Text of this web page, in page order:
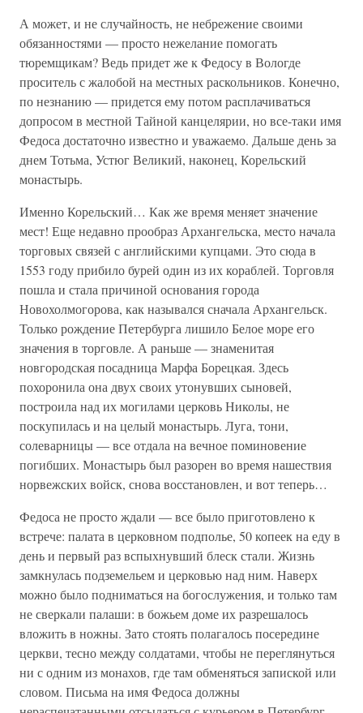
А может, и не случайность, не небрежение своими
обязанностями — просто нежелание помогать
тюремщикам? Ведь придет же к Федосу в Вологде
проситель с жалобой на местных раскольников. Конечно,
по незнанию — придется ему потом расплачиваться
допросом в местной Тайной канцелярии, но все-таки имя
Федоса достаточно известно и уважаемо. Дальше день за
днем Тотьма, Устюг Великий, наконец, Корельский
монастырь.
Именно Корельский… Как же время меняет значение
мест! Еще недавно прообраз Архангельска, место начала
торговых связей с английскими купцами. Это сюда в
1553 году прибило бурей один из их кораблей. Торговля
пошла и стала причиной основания города
Новохолмогорова, как назывался сначала Архангельск.
Только рождение Петербурга лишило Белое море его
значения в торговле. А раньше — знаменитая
новгородская посадница Марфа Борецкая. Здесь
похоронила она двух своих утонувших сыновей,
построила над их могилами церковь Николы, не
поскупилась и на целый монастырь. Луга, тони,
солеварницы — все отдала на вечное поминовение
погибших. Монастырь был разорен во время нашествия
норвежских войск, снова восстановлен, и вот теперь…
Федоса не просто ждали — все было приготовлено к
встрече: палата в церковном подполье, 50 копеек на еду в
день и первый раз вспыхнувший блеск стали. Жизнь
замкнулась подземельем и церковью над ним. Наверх
можно было подниматься на богослужения, и только там
не сверкали палаши: в божьем доме их разрешалось
вложить в ножны. Зато стоять полагалось посередине
церкви, тесно между солдатами, чтобы не переглянуться
ни с одним из монахов, где там обменяться запиской или
словом. Письма на имя Федоса должны